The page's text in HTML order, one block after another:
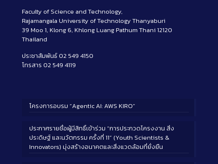
Faculty of Science and Technology,
Rajamangala University of Technology Thanyaburi
39 Moo 1, Klong 6, Khlong Luang Pathum Thani 12120
Thailand
ประชาสัมพันธ์ 02 549 4150
โทรสาร 02 549 4119
โครงการอบรม “Agentic AI: AWS KIRO”
ประกาศรายชื่อผู้มีสิทธิ์เข้าร่วม “การประกวดโครงงาน สิ่ง
ประดิษฐ์ และนวัตกรรม ครั้งที่ 11” (Youth Scientists &
Innovators) มุ่งสร้างอนาคตและสิ่งแวดล้อมที่ยั่งยืน